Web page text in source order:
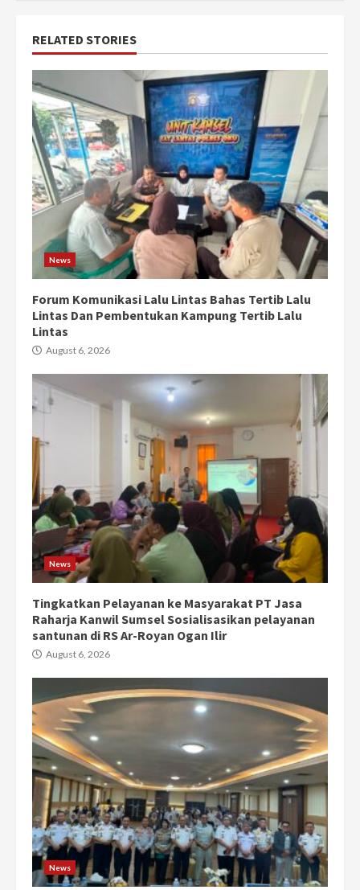
RELATED STORIES
News
Forum Komunikasi Lalu Lintas Bahas Tertib Lalu
Lintas Dan Pembentukan Kampung Tertib Lalu
Lintas
August 6, 2026
News
Tingkatkan Pelayanan ke Masyarakat PT Jasa
Raharja Kanwil Sumsel Sosialisasikan pelayanan
santunan di RS Ar-Royan Ogan Ilir
August 6, 2026
News